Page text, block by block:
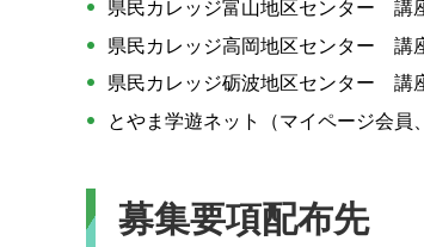
県民カレッジ富山地区センター 講
県民カレッジ高岡地区センター 講
県民カレッジ砺波地区センター 講
とやま学遊ネット（マイページ会員
募集要項配布先